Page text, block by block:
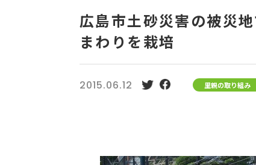
広島市土砂災害の被災
まわりを栽培
2015.06.12 里親の取り組み